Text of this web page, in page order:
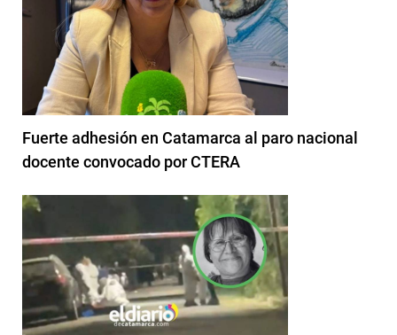
Fuerte adhesión en Catamarca al paro nacional
docente convocado por CTERA